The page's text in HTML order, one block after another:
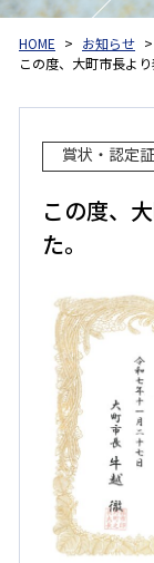
HOME お知らせ
この度、大町市長よ
賞状・認定証
この度、
た。